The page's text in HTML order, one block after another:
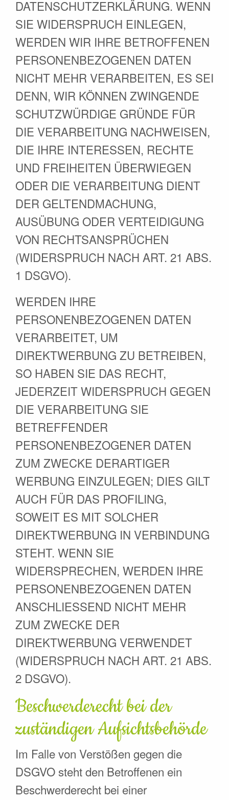
DATENSCHUTZERKLÄRUNG. WENN
SIE WIDERSPRUCH EINLEGEN,
WERDEN WIR IHRE BETROFFENEN
PERSONENBEZOGENEN DATEN
NICHT MEHR VERARBEITEN, ES SEI
DENN, WIR KÖNNEN ZWINGENDE
SCHUTZWÜRDIGE GRÜNDE FÜR
DIE VERARBEITUNG NACHWEISEN,
DIE IHRE INTERESSEN, RECHTE
UND FREIHEITEN ÜBERWIEGEN
ODER DIE VERARBEITUNG DIENT
DER GELTENDMACHUNG,
AUSÜBUNG ODER VERTEIDIGUNG
VON RECHTSANSPRÜCHEN
(WIDERSPRUCH NACH ART. 21 ABS.
1 DSGVO).
WERDEN IHRE
PERSONENBEZOGENEN DATEN
VERARBEITET, UM
DIREKTWERBUNG ZU BETREIBEN,
SO HABEN SIE DAS RECHT,
JEDERZEIT WIDERSPRUCH GEGEN
DIE VERARBEITUNG SIE
BETREFFENDER
PERSONENBEZOGENER DATEN
ZUM ZWECKE DERARTIGER
WERBUNG EINZULEGEN; DIES GILT
AUCH FÜR DAS PROFILING,
SOWEIT ES MIT SOLCHER
DIREKTWERBUNG IN VERBINDUNG
STEHT. WENN SIE
WIDERSPRECHEN, WERDEN IHRE
PERSONENBEZOGENEN DATEN
ANSCHLIESSEND NICHT MEHR
ZUM ZWECKE DER
DIREKTWERBUNG VERWENDET
(WIDERSPRUCH NACH ART. 21 ABS.
2 DSGVO).
Beschwerde­recht bei der
zuständigen Aufsichts­behörde
Im Falle von Verstößen gegen die
DSGVO steht den Betroffenen ein
Beschwerderecht bei einer